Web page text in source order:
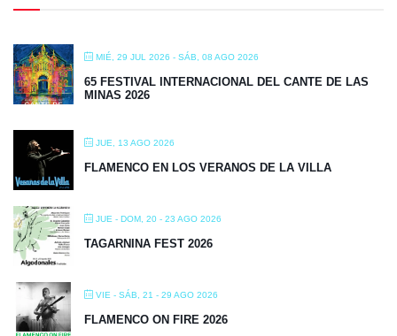
MIÉ, 29 JUL 2026 - SÁB, 08 AGO 2026
65 FESTIVAL INTERNACIONAL DEL CANTE DE LAS
MINAS 2026
JUE, 13 AGO 2026
FLAMENCO EN LOS VERANOS DE LA VILLA
JUE - DOM, 20 - 23 AGO 2026
TAGARNINA FEST 2026
VIE - SÁB, 21 - 29 AGO 2026
FLAMENCO ON FIRE 2026